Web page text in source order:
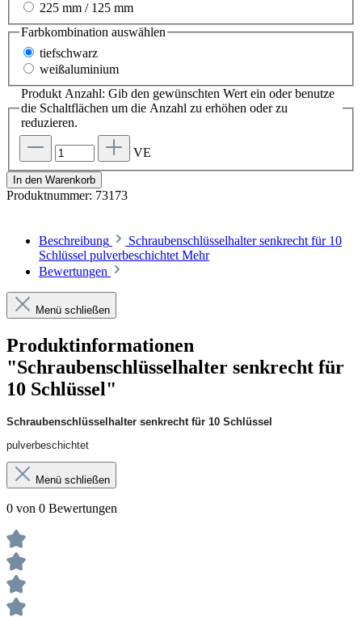
225 mm / 125 mm
Farbkombination auswählen
tiefschwarz
weißaluminium
Produkt Anzahl: Gib den gewünschten Wert ein oder benutze
die Schaltflächen um die Anzahl zu erhöhen oder zu
reduzieren.
VE
In den Warenkorb
Produktnummer: 73173
Beschreibung
Schraubenschlüsselhalter senkrecht für 10
Schlüssel pulverbeschichtet Mehr
Bewertungen
Menü schließen
Produktinformationen
"Schraubenschlüsselhalter senkrecht für
10 Schlüssel"
Schraubenschlüsselhalter senkrecht für 10 Schlüssel
pulverbeschichtet
Menü schließen
0 von 0 Bewertungen